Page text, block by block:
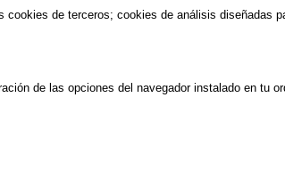
de terceros; cookies de análisis diseñadas
de las opciones del navegador instalado en tu